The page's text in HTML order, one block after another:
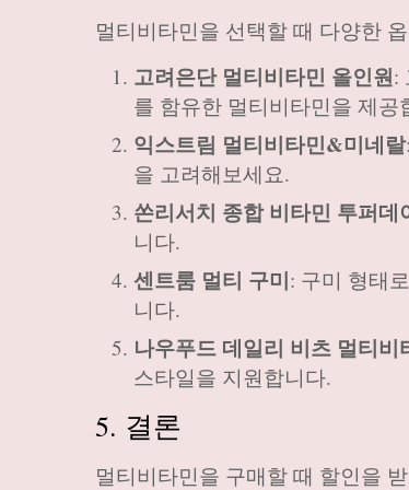
멀티비타민을 선택할 때 다양한
고려은단 멀티비타민 올인원:
를 함유한 멀티비타민을 제공
익스트림 멀티비타민&미네랄
을 고려해보세요.
쏜리서치 종합 비타민 투퍼데
니다.
센트룸 멀티 구미: 구미 형태
니다.
나우푸드 데일리 비츠 멀티
스타일을 지원합니다.
5. 결론
멀티비타민을 구매할 때 할인을